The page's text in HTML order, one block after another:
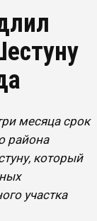
месяца срок
района
который
участка